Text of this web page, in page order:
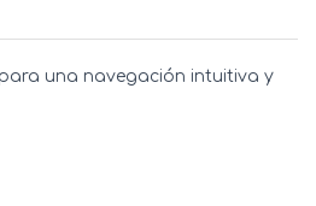
una navegación intuitiva y